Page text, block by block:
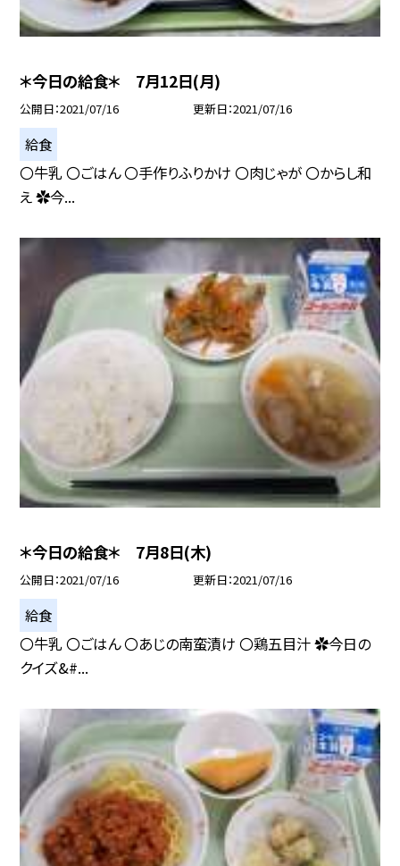
＊今日の給食＊ 7月12日(月)
公開日 2021/07/16 更新日 2021/07/16
給食
〇牛乳 〇ごはん 〇手作りふりかけ 〇肉じゃが 〇からし和
え ✿今...
＊今日の給食＊ 7月8日(木)
公開日 2021/07/16 更新日 2021/07/16
給食
〇牛乳 〇ごはん 〇あじの南蛮漬け 〇鶏五目汁 ✿今日の
クイズ&#...